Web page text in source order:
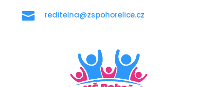
 reditelna@zspohorelice.cz